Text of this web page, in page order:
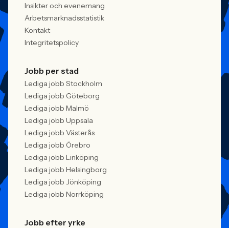
Insikter och evenemang
Arbetsmarknadsstatistik
Kontakt
Integritetspolicy
Jobb per stad
Lediga jobb Stockholm
Lediga jobb Göteborg
Lediga jobb Malmö
Lediga jobb Uppsala
Lediga jobb Västerås
Lediga jobb Örebro
Lediga jobb Linköping
Lediga jobb Helsingborg
Lediga jobb Jönköping
Lediga jobb Norrköping
Jobb efter yrke